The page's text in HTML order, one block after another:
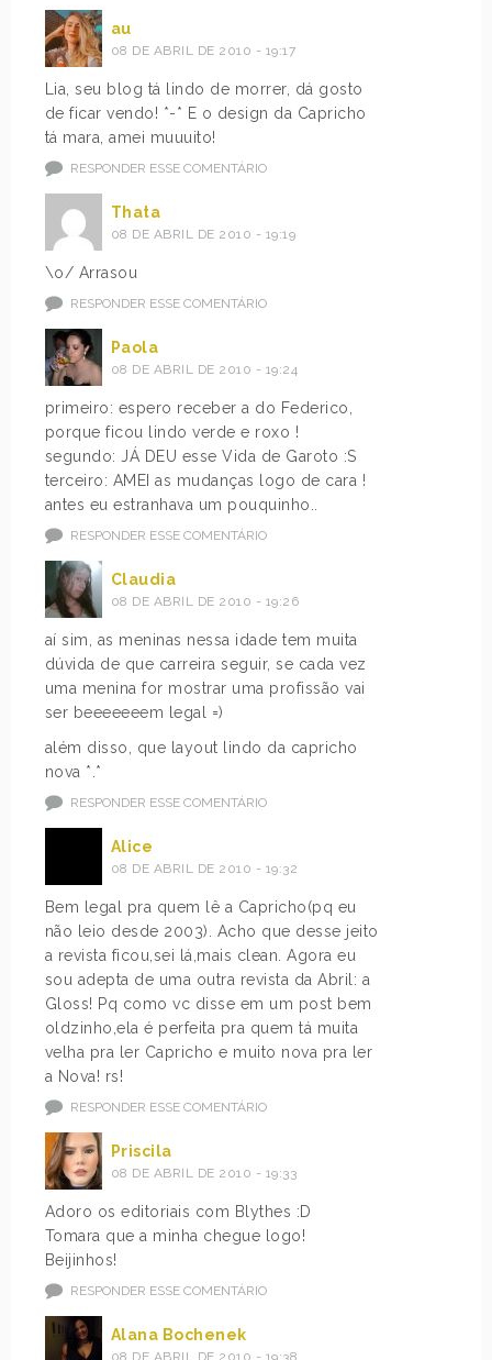
au
08 DE ABRIL DE 2010 - 19:17
Lia, seu blog tá lindo de morrer, dá gosto
de ficar vendo! *-* E o design da Capricho
tá mara, amei muuuito!
RESPONDER ESSE COMENTÁRIO
Thata
08 DE ABRIL DE 2010 - 19:19
\o/ Arrasou
RESPONDER ESSE COMENTÁRIO
Paola
08 DE ABRIL DE 2010 - 19:24
primeiro: espero receber a do Federico,
porque ficou lindo verde e roxo !
segundo: JÁ DEU esse Vida de Garoto :S
terceiro: AMEI as mudanças logo de cara !
antes eu estranhava um pouquinho..
RESPONDER ESSE COMENTÁRIO
Claudia
08 DE ABRIL DE 2010 - 19:26
aí sim, as meninas nessa idade tem muita
dúvida de que carreira seguir, se cada vez
uma menina for mostrar uma profissão vai
ser beeeeeeem legal =)
além disso, que layout lindo da capricho
nova *.*
RESPONDER ESSE COMENTÁRIO
Alice
08 DE ABRIL DE 2010 - 19:32
Bem legal pra quem lê a Capricho(pq eu
não leio desde 2003). Acho que desse jeito
a revista ficou,sei lá,mais clean. Agora eu
sou adepta de uma outra revista da Abril: a
Gloss! Pq como vc disse em um post bem
oldzinho,ela é perfeita pra quem tá muita
velha pra ler Capricho e muito nova pra ler
a Nova! rs!
RESPONDER ESSE COMENTÁRIO
Priscila
08 DE ABRIL DE 2010 - 19:33
Adoro os editoriais com Blythes :D
Tomara que a minha chegue logo!
Beijinhos!
RESPONDER ESSE COMENTÁRIO
Alana Bochenek